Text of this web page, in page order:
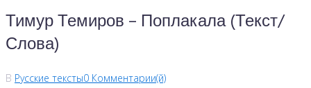
Тимур Темиров – Поплакала (Текст/
Слова)
В Русские тексты0 Комментарии(й)